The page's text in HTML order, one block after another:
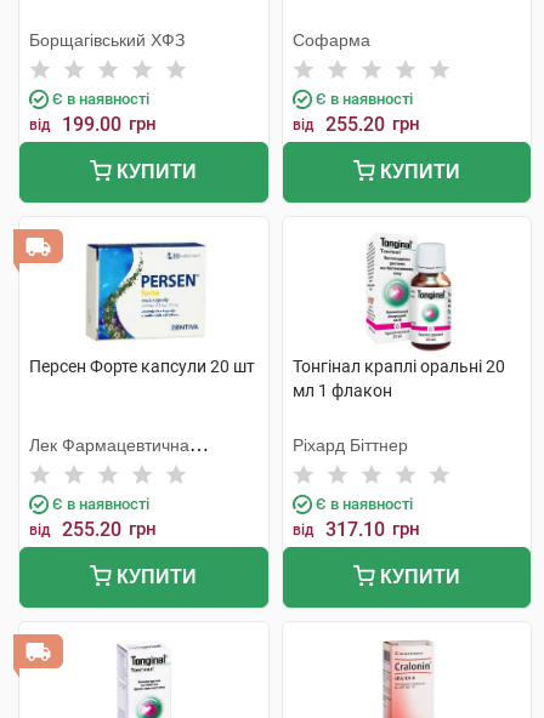
Борщагівський ХФЗ
Є в наявності
від 199.00 грн
КУПИТИ
Софарма
Є в наявності
від 255.20 грн
КУПИТИ
Персен Форте капсули 20 шт
Лек Фармацевтична
компанія
Є в наявності
від 255.20 грн
КУПИТИ
Тонгінал краплі оральні 20
мл 1 флакон
Ріхард Біттнер
Є в наявності
від 317.10 грн
КУПИТИ